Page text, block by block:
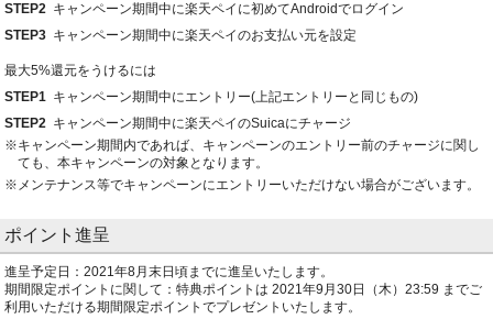
STEP2 キャンペーン期間中に楽天ペイに初めてAndroidでログイン
STEP3 キャンペーン期間中に楽天ペイのお支払い元を設定
最大5%還元をうけるには
STEP1 キャンペーン期間中にエントリー(上記エントリーと同じもの)
STEP2 キャンペーン期間中に楽天ペイのSuicaにチャージ
キャンペーン期間内であれば、キャンペーンのエントリー前のチャージに関し
ても、本キャンペーンの対象となります。
メンテナンス等でキャンペーンにエントリーいただけない場合がございます。
ポイント進呈
進呈予定日：2021年8月末日頃までに進呈いたします。
期間限定ポイントに関して：特典ポイントは 2021年9月30日（木）23:59 までご
利用いただける期間限定ポイントでプレゼントいたします。